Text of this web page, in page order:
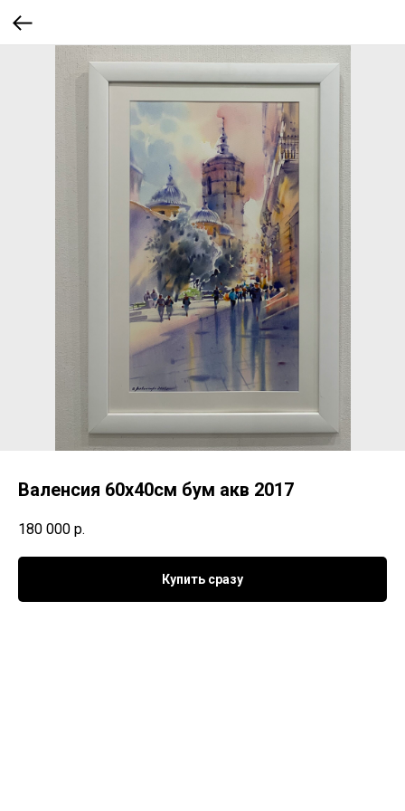
Валенсия 60х40см бум акв 2017
180 000 р.
Купить сразу